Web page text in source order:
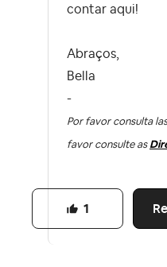
contar aqui!
Abraços,
Bella
-
Por favor consulta
favor consulte as
1